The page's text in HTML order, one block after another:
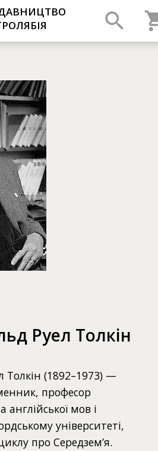
Руел Толкін
(1892–1973) —
професор
англійської мов і
університеті,
про Середзем’я.